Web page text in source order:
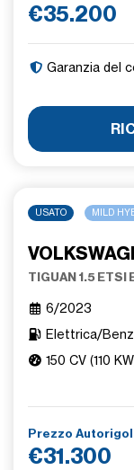
€35.200
Garanzia del
USATO MILD
TIGUAN 1.5 ETSI
6/2023
Elettrica/
150 CV (110
Prezzo
€31.300